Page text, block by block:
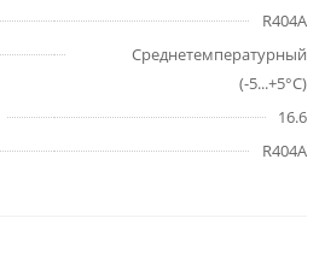
R404A
Среднетемпературный
(-5...+5°C)
16.6
R404A